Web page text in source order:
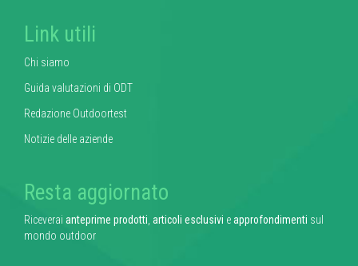
Link utili
Chi siamo
Guida valutazioni di ODT
Redazione Outdoortest
Notizie delle aziende
Resta aggiornato
Riceverai anteprime prodotti, articoli esclusivi eapprofondimenti sul
mondo outdoor